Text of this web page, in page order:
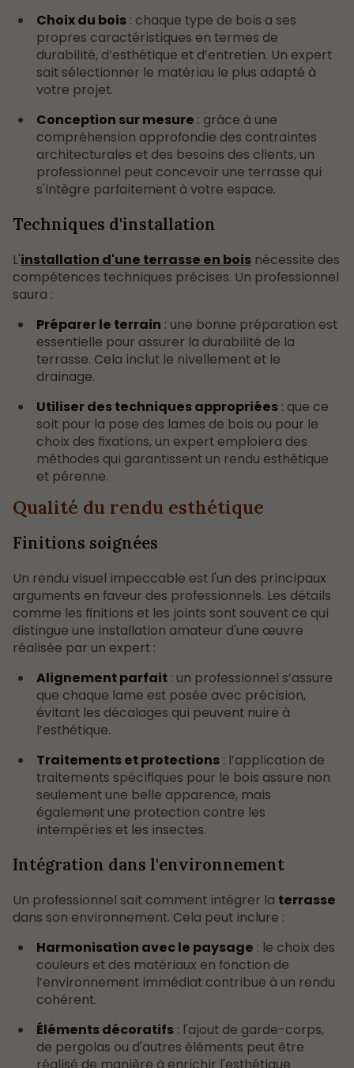
Choix du bois: chaque type de bois a ses
propres caractéristiques en termes de
durabilité, d’esthétique et d’entretien. Un expert
sait sélectionner le matériau le plus adapté à
votre projet.
Conception sur mesure : grâce à une
compréhension approfondie des contraintes
architecturales et des besoins des clients, un
professionnel peut concevoir une terrasse qui
s'intègre parfaitement à votre espace.
Techniques d'installation
L'installation d'une terrasse en bois nécessite des
compétences techniques précises. Un professionnel
saura :
Préparer le terrain : une bonne préparation est
essentielle pour assurer la durabilité de la
terrasse. Cela inclut le nivellement et le
drainage.
Utiliser des techniques appropriées: que ce
soit pour la pose des lames de bois ou pour le
choix des fixations, un expert emploiera des
méthodes qui garantissent un rendu esthétique
et pérenne.
Qualité du rendu esthétique
Finitions soignées
Un rendu visuel impeccable est l'un des principaux
arguments en faveur des professionnels. Les détails
comme les finitions et les joints sont souvent ce qui
distingue une installation amateur d'une œuvre
réalisée par un expert :
Alignement parfait: un professionnel s’assure
que chaque lame est posée avec précision,
évitant les décalages qui peuvent nuire à
l’esthétique.
Traitements et protections: l’application de
traitements spécifiques pour le bois assure non
seulement une belle apparence, mais
également une protection contre les
intempéries et les insectes.
Intégration dans l'environnement
Un professionnel sait comment intégrer la terrasse
dans son environnement. Cela peut inclure :
Harmonisation avec le paysage : le choix des
couleurs et des matériaux en fonction de
l’environnement immédiat contribue à un rendu
cohérent.
Éléments décoratifs: l'ajout de garde-corps,
de pergolas ou d'autres éléments peut être
réalisé de manière à enrichir l'esthétique